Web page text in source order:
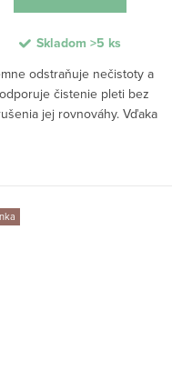
Skladom >5 ks
odstraňuje nečistoty a
čistenie pleti bez
jej rovnováhy. Vďaka